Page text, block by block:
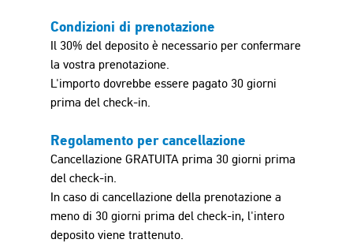
Condizioni di prenotazione
Il 30% del deposito è necessario per confermare
la vostra prenotazione.
L'importo dovrebbe essere pagato 30 giorni
prima del check-in.
Regolamento per cancellazione
Cancellazione GRATUITA prima 30 giorni prima
del check-in.
In caso di cancellazione della prenotazione a
meno di 30 giorni prima del check-in, l'intero
deposito viene trattenuto.